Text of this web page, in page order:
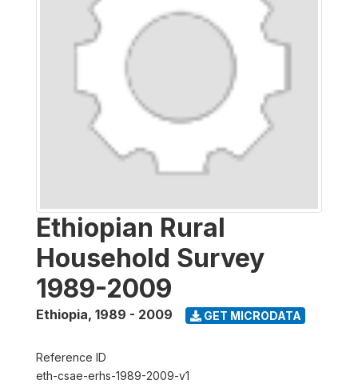
Ethiopian Rural
Household Survey
1989-2009
Ethiopia, 1989 - 2009 GET MICRODATA
Reference ID
eth-csae-erhs-1989-2009-v1